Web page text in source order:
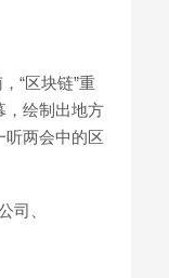
“区块链”重
，绘制出地方
听两会中的区
司、